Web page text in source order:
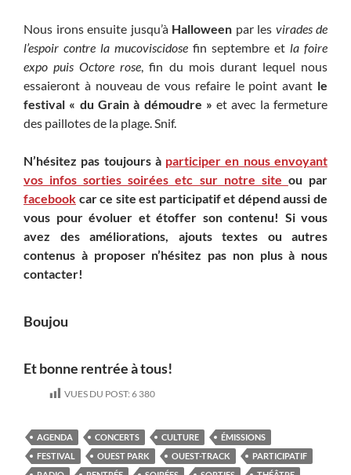
Nous irons ensuite jusqu’à Halloween par les virades de
l’espoir contre la mucoviscidose fin septembre et la foire
expo puis Octore rose, fin du mois durant lequel nous
essaieront à nouveau de vous refaire le point avant le
festival « du Grain à démoudre » et avec la fermeture
des paillotes de la plage. Snif.
N’hésitez pas toujours à participer en nous envoyant
vos infos sorties soirées etc sur notre site ou par
facebook car ce site est participatif et dépend aussi de
vous pour évoluer et étoffer son contenu! Si vous
avez des améliorations, ajouts textes ou autres
contenus à proposer n’hésitez pas non plus à nous
contacter!
Boujou
Et bonne rentrée à tous!
VUES DU POST: 6 380
AGENDA CONCERTS CULTURE
ÉMISSIONS
FESTIVAL
OUEST PARK OUEST-TRACK
PARTICIPATIF